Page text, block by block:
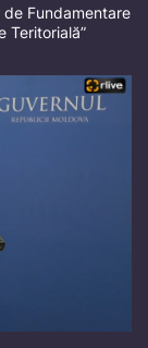
Fundamentare
Teritorială”